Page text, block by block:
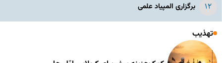
برگزاری المپیاد علمی
تهذیب